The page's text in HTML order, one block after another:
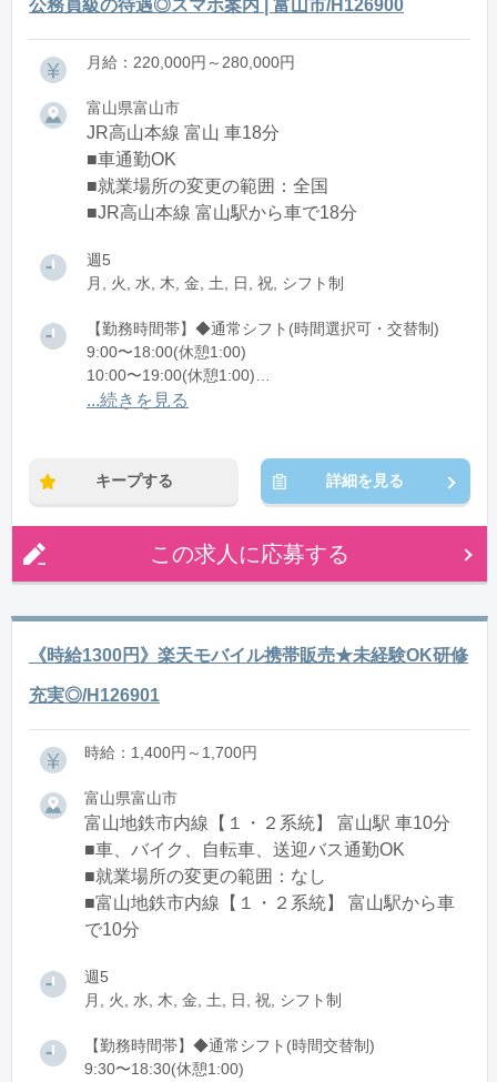
公務員級の待遇◎スマホ案内 | 富山市/H126900
月給：220,000円～280,000円
富山県富山市
JR高山本線 富山 車18分
■車通勤OK
■就業場所の変更の範囲：全国
■JR高山本線 富山駅から車で18分
週5
月, 火, 水, 木, 金, 土, 日, 祝, シフト制
【勤務時間帯】◆通常シフト(時間選択可・交替制)
9:00〜18:00(休憩1:00)
10:00〜19:00(休憩1:00)
11:00〜20:00(休憩1:00)
※残業：1〜9時間程度/月
...続きを見る
キープする 詳細を見る
この求人に応募する
《時給1300円》楽天モバイル携帯販売★未経験OK研修
充実◎/H126901
時給：1,400円～1,700円
富山県富山市
富山地鉄市内線【１・２系統】 富山駅 車10分
■車、バイク、自転車、送迎バス通勤OK
■就業場所の変更の範囲：なし
■富山地鉄市内線【１・２系統】 富山駅から車
で10分
週5
月, 火, 水, 木, 金, 土, 日, 祝, シフト制
【勤務時間帯】◆通常シフト(時間交替制)
9:30〜18:30(休憩1:00)